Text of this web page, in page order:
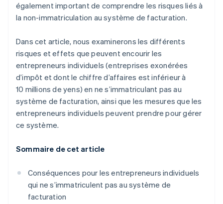
également important de comprendre les risques liés à
la non-immatriculation au système de facturation.
Dans cet article, nous examinerons les différents
risques et effets que peuvent encourir les
entrepreneurs individuels (entreprises exonérées
d’impôt et dont le chiffre d’affaires est inférieur à
10 millions de yens) en ne s’immatriculant pas au
système de facturation, ainsi que les mesures que les
entrepreneurs individuels peuvent prendre pour gérer
ce système.
Sommaire de cet article
Conséquences pour les entrepreneurs individuels
qui ne s’immatriculent pas au système de
facturation